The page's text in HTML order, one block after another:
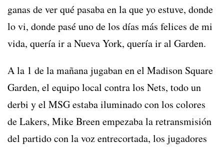
ganas de ver qué pasaba en la que yo estuve, donde
lo vi, donde pasé uno de los días más felices de mi
vida, quería ir a Nueva York, quería ir al Garden.
A la 1 de la mañana jugaban en el Madison Square
Garden, el equipo local contra los Nets, todo un
derbi y el MSG estaba iluminado con los colores
de Lakers, Mike Breen empezaba la retransmisión
del partido con la voz entrecortada, los jugadores